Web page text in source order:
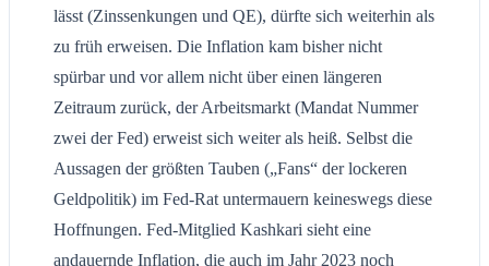
lässt (Zinssenkungen und QE), dürfte sich weiterhin als
zu früh erweisen. Die Inflation kam bisher nicht
spürbar und vor allem nicht über einen längeren
Zeitraum zurück, der Arbeitsmarkt (Mandat Nummer
zwei der Fed) erweist sich weiter als heiß. Selbst die
Aussagen der größten Tauben („Fans“ der lockeren
Geldpolitik) im Fed-Rat untermauern keineswegs diese
Hoffnungen. Fed-Mitglied Kashkari sieht eine
andauernde Inflation, die auch im Jahr 2023 noch